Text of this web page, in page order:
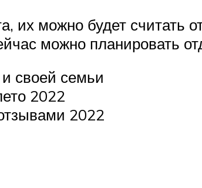
их можно будет считать
можно планировать
своей семьи
2022
2022